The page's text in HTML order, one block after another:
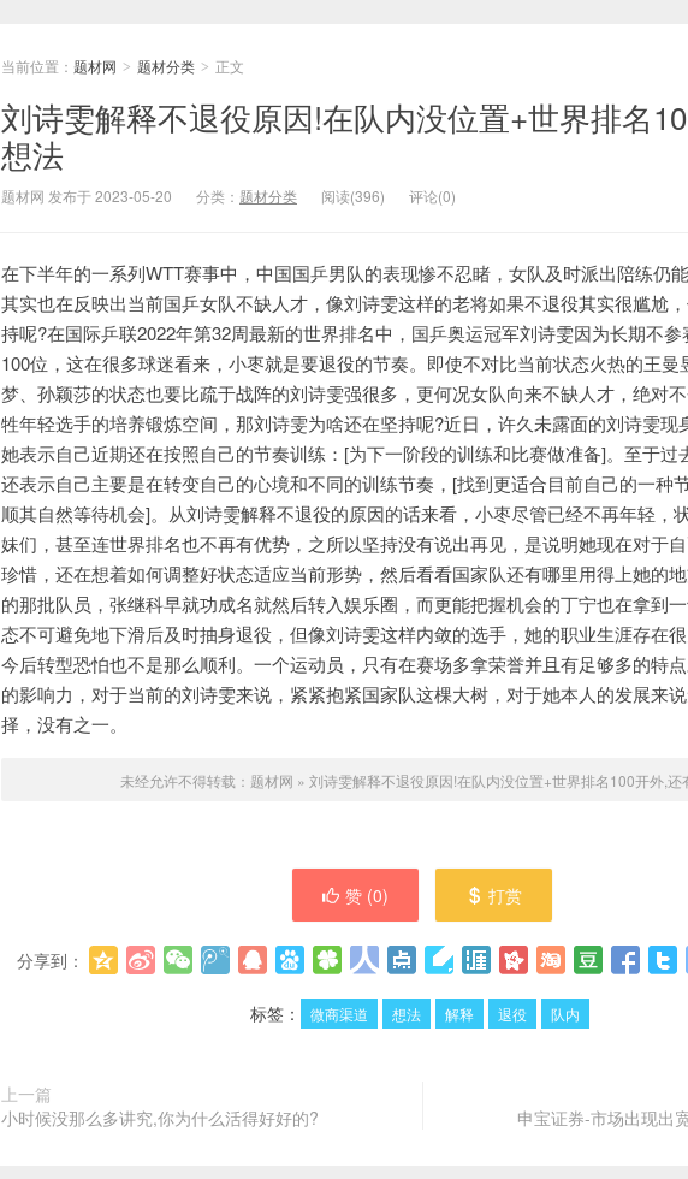
当前位置： 题材网 > 题材分类 > 正文
刘诗雯解释不退役原因!在队内没位置+世界排名
想法
题材网 发布于 2023-05-20 分类： 题材分类 阅读(396) 评论(0)
在下半年的一系列WTT赛事中，中国国乒男队的表现惨不忍睹，女队及时派出陪练仍
其实也在反映出当前国乒女队不缺人才，像刘诗雯这样的老将如果不退役其实很尴尬
持呢?在国际乒联2022年第32周最新的世界排名中，国乒奥运冠军刘诗雯因为长期不
100位，这在很多球迷看来，小枣就是要退役的节奏。即使不对比当前状态火热的王曼
梦、孙颖莎的状态也要比疏于战阵的刘诗雯强很多，更何况女队向来不缺人才，绝对
牲年轻选手的培养锻炼空间，那刘诗雯为啥还在坚持呢?近日，许久未露面的刘诗雯现
她表示自己近期还在按照自己的节奏训练：[为下一阶段的训练和比赛做准备]。至于过
还表示自己主要是在转变自己的心境和不同的训练节奏，[找到更适合目前自己的一种
顺其自然等待机会]。从刘诗雯解释不退役的原因的话来看，小枣尽管已经不再年轻，
妹们，甚至连世界排名也不再有优势，之所以坚持没有说出再见，是说明她现在对于
珍惜，还在想着如何调整好状态适应当前形势，然后看看国家队还有哪里用得上她的
的那批队员，张继科早就功成名就然后转入娱乐圈，而更能把握机会的丁宁也在拿到
态不可避免地下滑后及时抽身退役，但像刘诗雯这样内敛的选手，她的职业生涯存在
今后转型恐怕也不是那么顺利。一个运动员，只有在赛场多拿荣誉并且有足够多的特
的影响力，对于当前的刘诗雯来说，紧紧抱紧国家队这棵大树，对于她本人的发展来
择，没有之一。
未经允许不得转载： 题材网 » 刘诗雯解释不退役原因!在队内没位置+世界排名100开外,还
赞 (0) 打赏
分享到：
标签： 微商渠道 想法 解释 退役 队内
上一篇
小时候没那么多讲究,你为什么活得好好的?
申宝证券-市场出现出